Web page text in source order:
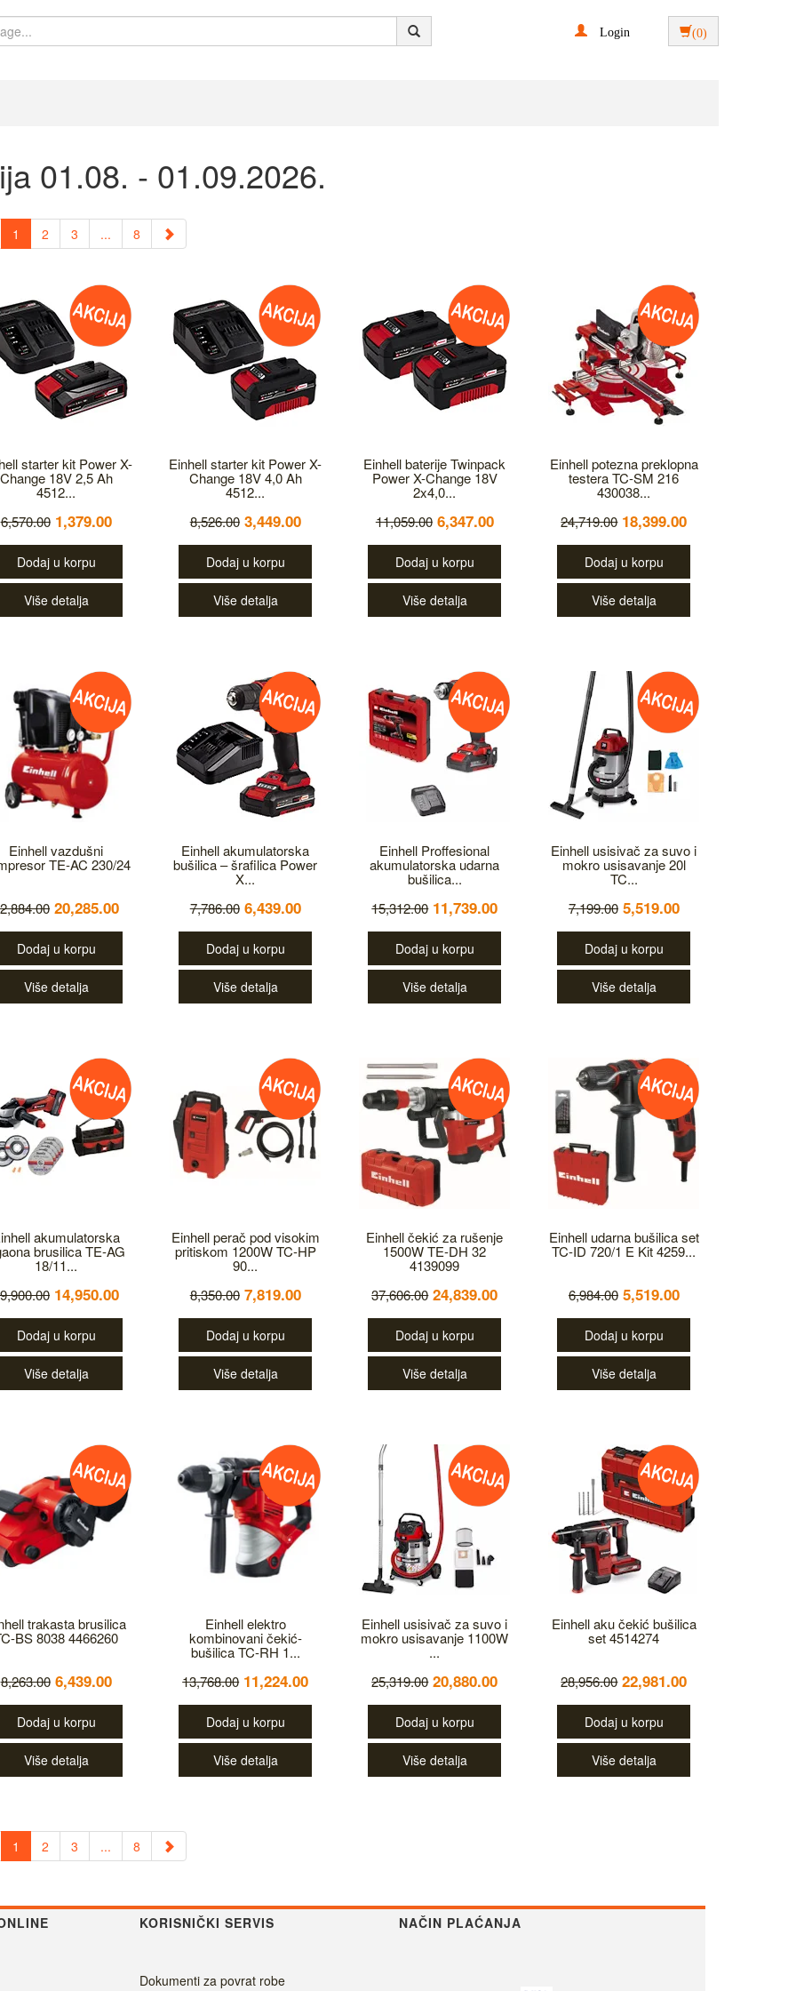
Login (0)
01.08. - 01.09.2026.
1 2 3 ... 8
starter kit Power X-
Change 18V 2,5 Ah
4512...
6,570.00 1,379.00
Dodaj u korpu
Više detalja
Einhell starter kit Power X-
Change 18V 4,0 Ah
4512...
8,526.00 3,449.00
Dodaj u korpu
Više detalja
Einhell baterije Twinpack
Power X-Change 18V
2x4,0...
11,059.00 6,347.00
Dodaj u korpu
Više detalja
Einhell potezna preklopna
testera TC-SM 216
430038...
24,719.00 18,399.00
Dodaj u korpu
Više detalja
Einhell vazdušni
TE-AC 230/24
20,285.00
Dodaj u korpu
Više detalja
Einhell akumulatorska
bušilica – šrafilica Power
X...
7,786.00 6,439.00
Dodaj u korpu
Više detalja
Einhell Proffesional
akumulatorska udarna
bušilica...
15,312.00 11,739.00
Dodaj u korpu
Više detalja
Einhell usisivač za suvo i
mokro usisavanje 20l
TC...
7,199.00 5,519.00
Dodaj u korpu
Više detalja
akumulatorska
brusilica TE-AG
18/11...
14,950.00
Dodaj u korpu
Više detalja
Einhell perač pod visokim
pritiskom 1200W TC-HP
90...
8,350.00 7,819.00
Dodaj u korpu
Više detalja
Einhell čekić za rušenje
1500W TE-DH 32
4139099
37,606.00 24,839.00
Dodaj u korpu
Više detalja
Einhell udarna bušilica set
TC-ID 720/1 E Kit 4259...
6,984.00 5,519.00
Dodaj u korpu
Više detalja
trakasta brusilica
BS 8038 4466260
8,263.00 6,439.00
Dodaj u korpu
Više detalja
Einhell elektro
kombinovani čekić-
bušilica TC-RH 1...
13,768.00 11,224.00
Dodaj u korpu
Više detalja
Einhell usisivač za suvo i
mokro usisavanje 1100W
...
25,319.00 20,880.00
Dodaj u korpu
Više detalja
Einhell aku čekić bušilica
set 4514274
28,956.00 22,981.00
Dodaj u korpu
Više detalja
1 2 3 ... 8
KORISNIČKI SERVIS NAČIN PLAĆANJA
Dokumenti za povrat robe